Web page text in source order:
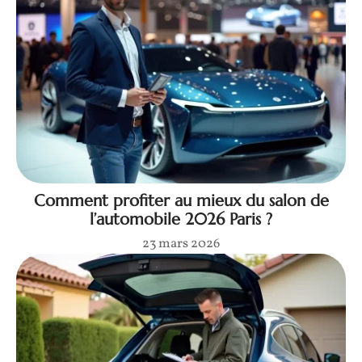
Comment profiter au mieux du salon de
l’automobile 2026 Paris ?
23 mars 2026